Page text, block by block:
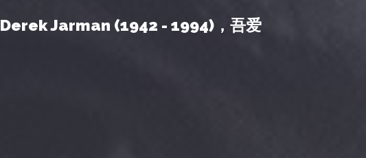
Derek Jarman (1942 - 1994)，吾爱